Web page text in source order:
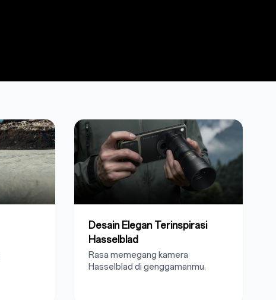
Desain Elegan Terinspirasi
Hasselblad
Rasa memegang kamera
Hasselblad di genggamanmu.